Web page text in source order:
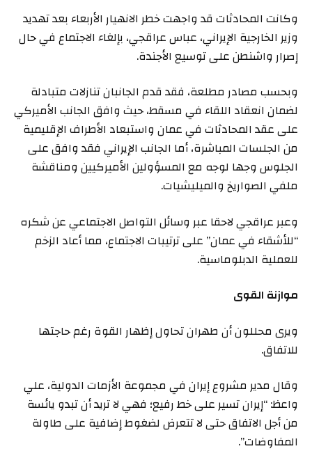
وكانت المحادثات قد واجهت خطر الانهيار الأربعاء بعد تهديد
وزير الخارجية الإيراني، عباس عراقجي، بإلغاء الاجتماع في حال
إصرار واشنطن على توسيع الأجندة.
وبحسب مصادر مطلعة، فقد قدم الجانبان تنازلات متبادلة
لضمان انعقاد اللقاء في مسقط، حيث وافق الجانب الأميركي
على عقد المحادثات في عمان واستبعاد الأطراف الإقليمية
من الجلسات المباشرة، أما الجانب الإيراني فقد وافق على
الجلوس وجها لوجه مع المسؤولين الأميركيين ومناقشة
ملفي الصواريخ والميليشيات.
وعبر عراقجي لاحقا عبر وسائل التواصل الاجتماعي عن شكره
“للأشقاء في عمان” على ترتيبات الاجتماع، مما أعاد الزخم
للعملية الدبلوماسية.
موازنة القوى
ويرى محللون أن طهران تحاول إظهار القوة رغم حاجتها
للاتفاق.
وقال مدير مشروع إيران في مجموعة الأزمات الدولية، علي
واعظ: “إيران تسير على خط رفيع؛ فهي لا تريد أن تبدو يائسة
من أجل الاتفاق حتى لا تتعرض لضغوط إضافية على طاولة
المفاوضات”.